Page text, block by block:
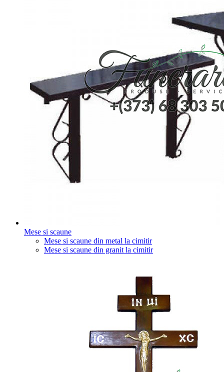
Mese si scaune
Mese si scaune din metal la cimitir
Mese si scaune din granit la cimitir